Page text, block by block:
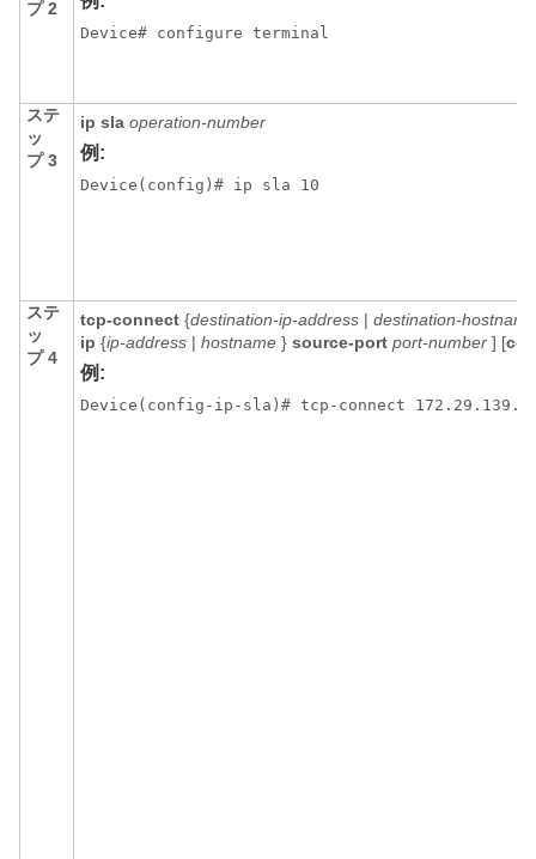
プ 2
Device# configure terminal
ステ
ッ
プ 3
ip sla operation-number
例:
Device(config)# ip sla 10
ステ
ッ
プ 4
tcp-connect {destination-ip-address | destination-hostname
ip {ip-address | hostname } source-port port-number ] [
例:
Device(config-ip-sla)# tcp-connect